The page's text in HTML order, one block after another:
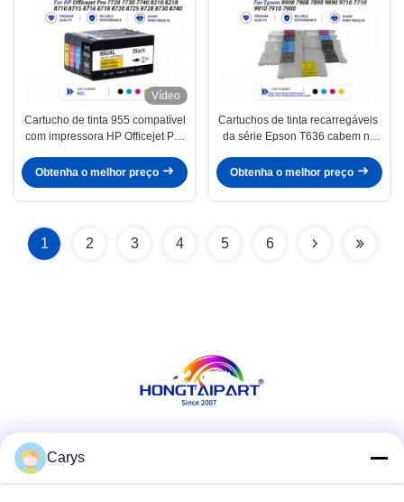
Vídeo
Cartucho de tinta 955 compatível
com impressora HP Officejet Pro
Obtenha o melhor preço
Cartuchos de tinta recarregáveis ​​
da série Epson T636 cabem na
Obtenha o melhor preço
1 2 3 4 5 6
Carys